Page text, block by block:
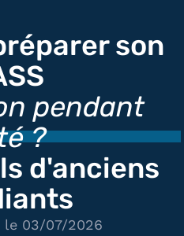
son
pendant
?
d'anciens
le 03/07/2026